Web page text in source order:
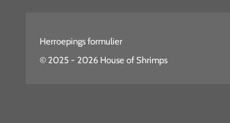
Herroepings formulier
© 2025 - 2026 House of Shrimps